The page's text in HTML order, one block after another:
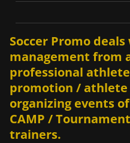
Soccer Promo
management from
professional
promotion /
organizing events
CAMP /
trainers.